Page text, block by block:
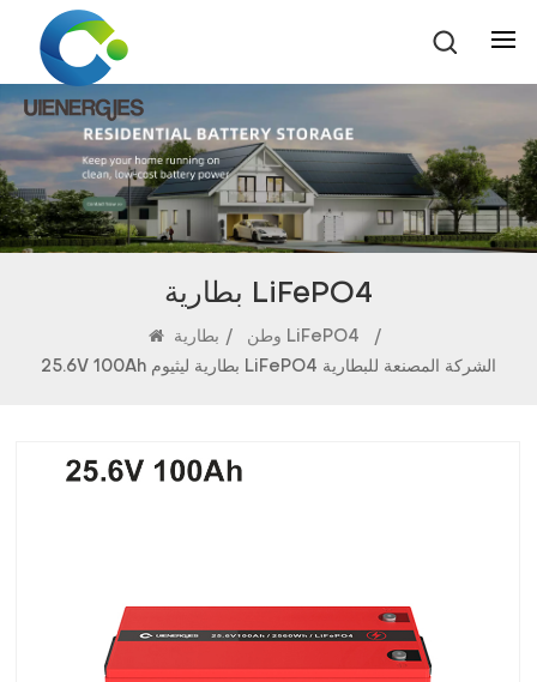
بطارية LiFePO4
وطن / بطارية LiFePO4
/
25.6V 100Ah بطارية ليثيوم LiFePO4 الشركة المصنعة للبطارية